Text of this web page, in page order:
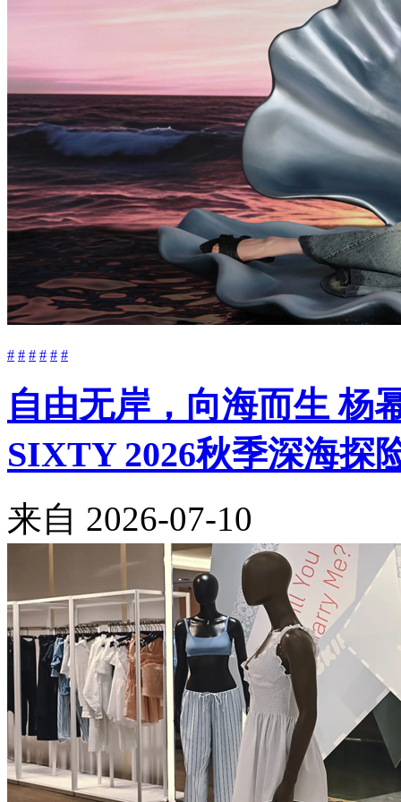
# # # # # #
自由无岸，向海而生 杨
SIXTY 2026秋季深海探
来自 2026-07-10